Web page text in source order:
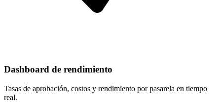
Dashboard de rendimiento
Tasas de aprobación, costos y rendimiento por pasarela en tiempo
real.